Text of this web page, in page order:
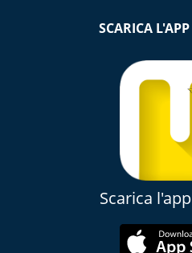
SCARICA
Scarica